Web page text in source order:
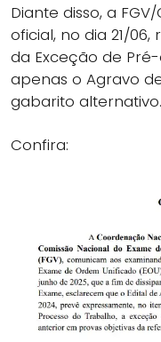
Diante disso, a
oficial, no dia 21/
da Exceção de
apenas o Agravo
gabarito alternativo.
Confira: